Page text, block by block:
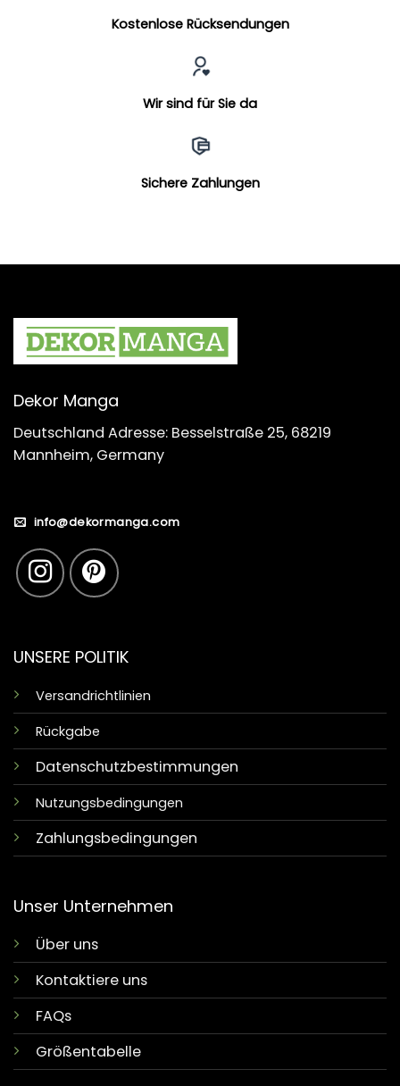
Kostenlose Rücksendungen
Wir sind für Sie da
Sichere Zahlungen
Dekor Manga
Deutschland Adresse: Besselstraße 25, 68219
Mannheim, Germany
info@dekormanga.com
UNSERE POLITIK
Versandrichtlinien
Rückgabe
Datenschutzbestimmungen
Nutzungsbedingungen
Zahlungsbedingungen
Unser Unternehmen
Über uns
Kontaktiere uns
FAQs
Größentabelle